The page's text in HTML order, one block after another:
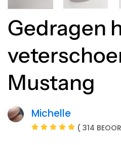
Gedragen
Mustang
Michelle
( 314